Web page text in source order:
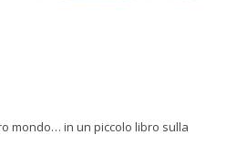
mondo… in un piccolo libro sulla